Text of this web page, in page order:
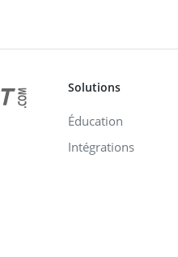
Solutions
Éducation
Intégrations